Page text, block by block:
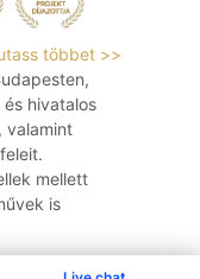
többet >>
hivatalos
valamint
mellett
is